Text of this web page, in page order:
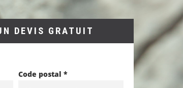
DEVIS GRATUIT
Code postal *